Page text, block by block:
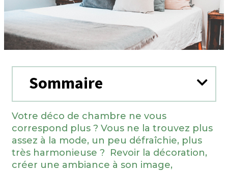
Sommaire
Votre déco de chambre ne vous
correspond plus ? Vous ne la trouvez plus
assez à la mode, un peu défraîchie, plus
très harmonieuse ? Revoir la décoration,
créer une ambiance à son image,